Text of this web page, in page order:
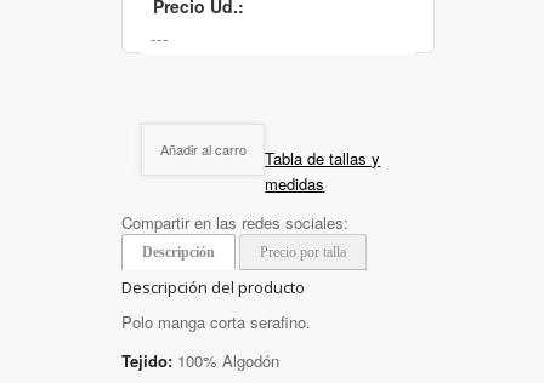
Precio Ud.:
Añadir al carro
Tabla de tallas y
medidas
Compartir en las redes sociales:
Descripción Precio por talla
Descripción del producto
Polo manga corta serafino.
Tejido: 100% Algodón